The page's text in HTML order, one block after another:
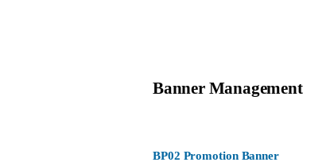
Banner Management
BP02 Promotion Banner